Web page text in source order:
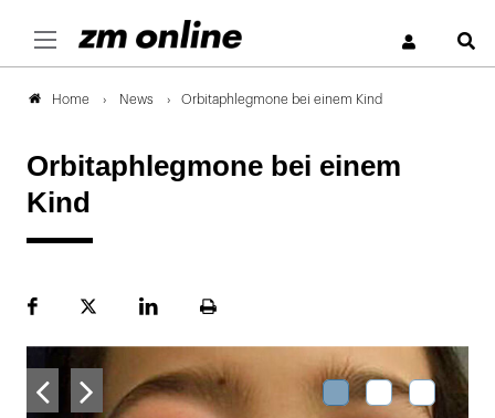
Home News Orbitaphlegmone bei einem Kind
Orbitaphlegmone bei einem
Kind
FacebookPlattformLinekdInSeite